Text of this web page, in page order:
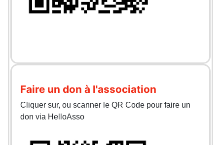
Faire un don à l'association
Cliquer sur, ou scanner le QR Code pour faire un
don via HelloAsso